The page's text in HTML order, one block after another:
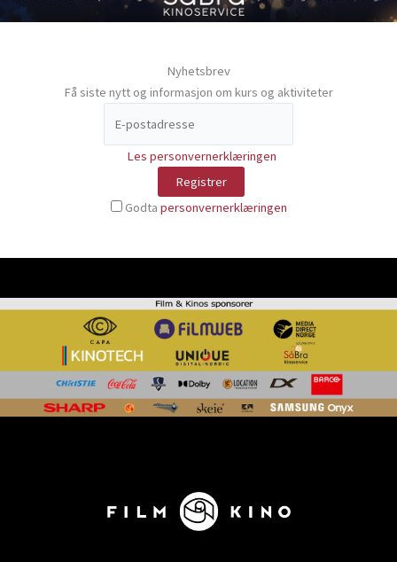
Nyhetsbrev
Få siste nytt og informasjon om kurs og aktiviteter
Les personvernerklæringen
Godta personvernerklæringen